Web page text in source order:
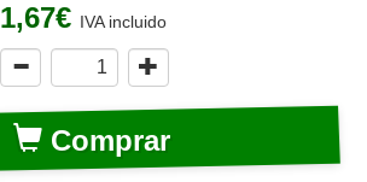
1,67€ IVA incluido
Comprar